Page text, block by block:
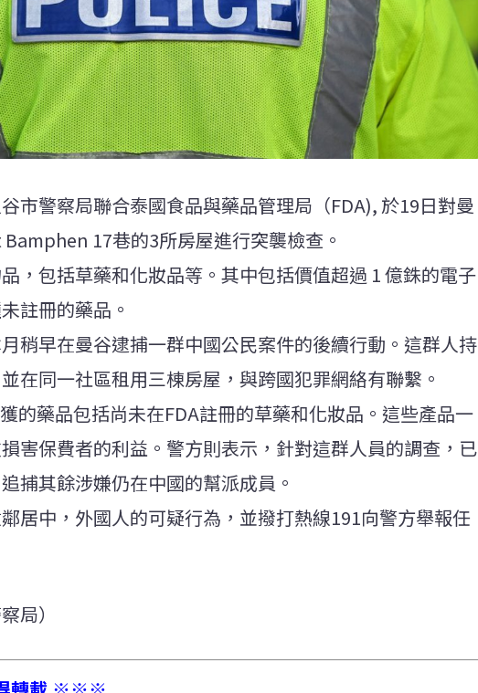
谷市警察局聯合泰國食品與藥品管理局（FDA), 於19日對曼
17巷的3所房屋進行突襲檢查。
，包括草藥和化妝品等。其中包括價值超過 1 億銖的電子
註冊的藥品。
稍早在曼谷逮捕一群中國公民案件的後續行動。這群人持
在同一社區租用三棟房屋，與跨國犯罪網絡有聯繫。
的藥品包括尚未在FDA註冊的草藥和化妝品。這些產品一
害保費者的利益。警方則表示，針對這群人員的調查，已
捕其餘涉嫌仍在中國的幫派成員。
居中，外國人的可疑行為，並撥打熱線191向警方舉報任
局）